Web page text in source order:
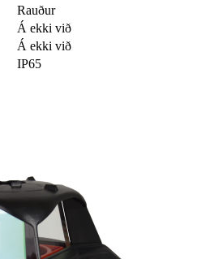
Rauður
Á ekki við
Á ekki við
IP65